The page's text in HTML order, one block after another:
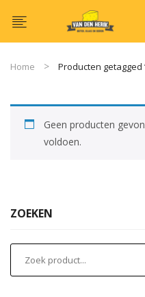
Home Producten getagged
Geen producten
voldoen.
ZOEKEN